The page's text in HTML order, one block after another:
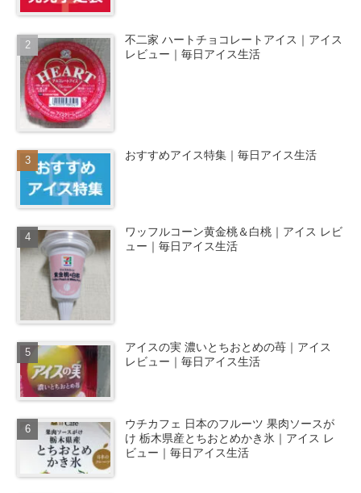
不二家 ハートチョコレートアイス｜アイス
レビュー｜毎日アイス生活
おすすめアイス特集｜毎日アイス生活
ワッフルコーン黄金桃＆白桃｜アイス レビ
ュー｜毎日アイス生活
アイスの実 濃いとちおとめの苺｜アイス
レビュー｜毎日アイス生活
ウチカフェ 日本のフルーツ 果肉ソースが
け 栃木県産とちおとめかき氷｜アイス レ
ビュー｜毎日アイス生活